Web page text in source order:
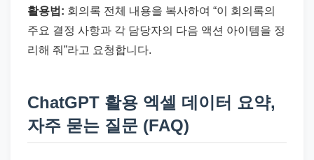
활용법: 회의록 전체 내용을 복사하여 “이 회의록의
주요 결정 사항과 각 담당자의 다음 액션 아이템을 정
리해 줘”라고 요청합니다.
ChatGPT 활용 엑셀 데이터 요약,
자주 묻는 질문 (FAQ)